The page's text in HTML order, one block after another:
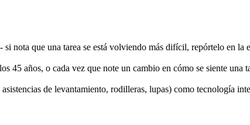
nota que una tarea se está volviendo más difícil, repórtelo en
45 años, o cada vez que note un cambio en cómo se siente
de levantamiento, rodilleras, lupas) como tecnología